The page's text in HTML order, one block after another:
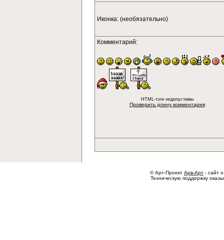
Иконка: (необязательно)
Комментарий:
HTML-тэги недопустимы
Проверить длину комментария
© Арт-Проект Арв-Арт - сайт
Техническую поддержку